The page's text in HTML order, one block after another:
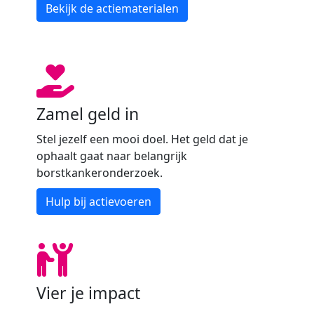
Bekijk de actiematerialen
Zamel geld in
Stel jezelf een mooi doel. Het geld dat je
ophaalt gaat naar belangrijk
borstkankeronderzoek.
Hulp bij actievoeren
Vier je impact